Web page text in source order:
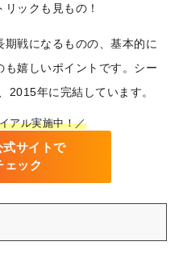
ックも見もの！
戦になるものの、基本的に
嬉しいポイントです。シー
2015年に完結しています。
アル実施中！／
サイトで
ェック